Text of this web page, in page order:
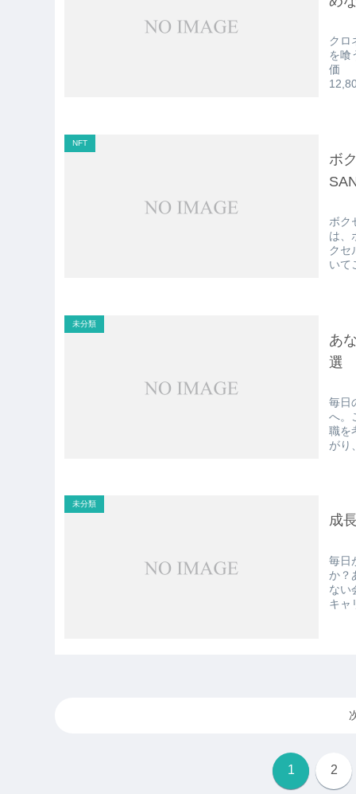
クロ
を喰
価
NFT
ボ
ボク
は、
クセ
いて
未分類
あ
選
毎日
へ。
職を
がり
未分類
成
毎日
か？
ない
キャ
1 2